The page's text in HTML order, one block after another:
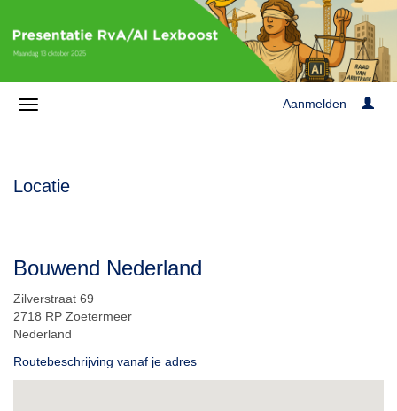
Aanmelden
Locatie
Bouwend Nederland
Zilverstraat 69
2718 RP Zoetermeer
Nederland
Routebeschrijving vanaf je adres